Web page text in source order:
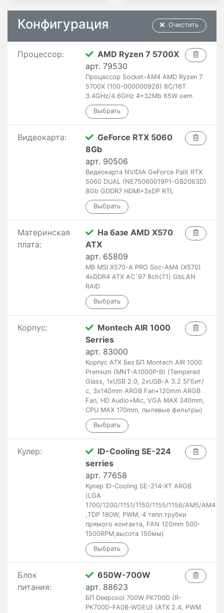
Очистить
Конфигурация
Процессор:
AMD Ryzen 7 5700X
арт. 79530
Процессор Socket-AM4 AMD Ryzen 7
5700X (100-000000926) 8C/16T
3.4GHz/4.6GHz 4+32Mb 65W oem
Видеокарта:
GeForce RTX 5060
8Gb
арт. 90506
Видеокарта NVIDIA GeForce Palit RTX
5060 DUAL (NE75060019P1-GB2063D)
8Gb GDDR7 HDMI+3xDP RTL
Материнская
плата:
На базе AMD X570
ATX
арт. 65809
MB MSI X570-A PRO Soc-AM4 (X570)
4xDDR4 ATX AC`97 8ch(7.1) GbLAN
RAID
Корпус:
Montech AIR 1000
Serries
арт. 83000
Корпус ATX Без БП Montech AIR 1000
Premium (MNT-A1000P-B) (Tempered
Glass, 1xUSB 2.0, 2xUSB-A 3.2 5Гбит/
с, 3x140mm ARGB Fan+120mm ARGB
Fan, HD Audio+Mic, VGA MAX 340mm,
CPU MAX 170mm, пылевые фильтры)
Кулер:
ID-Cooling SE-224
serries
арт. 77658
Кулер ID-Cooling SE-214-XT ARGB
(LGA
1700/1200/1151/1150/1155/1156/AM5/AM4
,TDP 180W, PWM, 4 тепл.трубки
прямого контакта, FAN 120mm 500-
1500RPM,высота 150мм)
Блок
питания:
650W-700W
арт. 88623
БП Deepcool 700W PK700D (R-
PK700D-FA0B-WGEU) (ATX 2.4, PWM